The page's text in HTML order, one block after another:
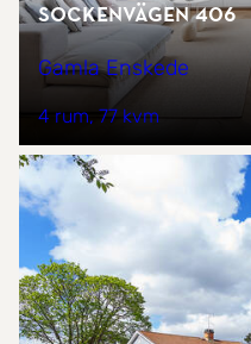
Sockenvägen 406
Gamla Enskede
4 rum 77 kvm